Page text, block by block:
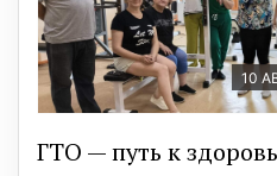
10
ГТО — путь к